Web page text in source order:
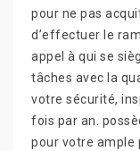
pour ne pas
d’effectuer le
appel à qui se
tâches avec la
votre sécurité,
fois par an.
pour votre ample